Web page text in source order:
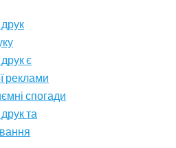
є
реклами
спогади
та